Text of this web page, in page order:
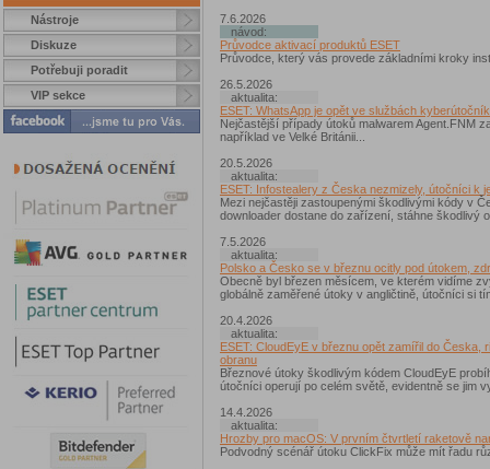
Nástroje
Diskuze
Potřebuji poradit
VIP sekce
7.6.2026
návod:
Průvodce aktivací produktů ESET
Průvodce, který vás provede základními kroky
26.5.2026
aktualita:
ESET: WhatsApp je opět ve službách
Nejčastější případy útoků malwarem Agent.FNM
například ve Velké Británii...
20.5.2026
aktualita:
ESET: Infostealery z Česka nezmizely, útočníci
Mezi nejčastěji zastoupenými škodlivými kódy v
downloader dostane do zařízení, stáhne škodlivý
7.5.2026
aktualita:
Polsko a Česko se v březnu ocitly pod útokem,
Obecně byl březen měsícem, ve kterém vidíme
globálně zaměřené útoky v angličtině, útočníci si
20.4.2026
aktualita:
ESET: CloudEyE v březnu opět zamířil do
obranu
Březnové útoky škodlivým kódem CloudEyE
útočníci operují po celém světě, evidentně se jim
14.4.2026
aktualita:
Hrozby pro macOS: V prvním čtvrtletí raketově
Podvodný scénář útoku ClickFix může mít řadu